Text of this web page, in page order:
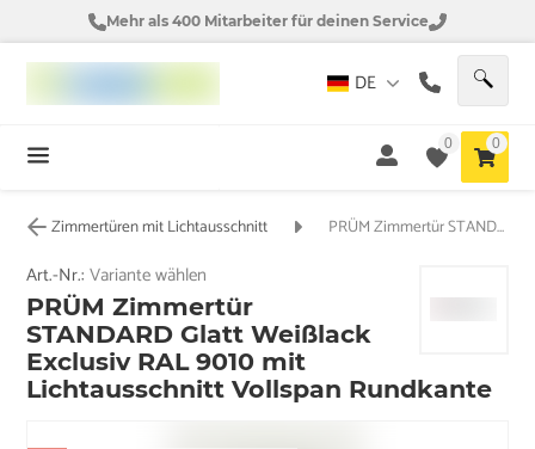
Mehr als 400 Mitarbeiter für deinen Service
DE
0 0
Zimmertüren mit Lichtausschnitt PRÜM Zimmertür STANDARD Glatt Weißlack Exclusiv RAL 9010 mit Lichtausschnitt Vollspan Rundkante
Art.-Nr.:Variante wählen
PRÜM Zimmertür
STANDARD Glatt Weißlack
Exclusiv RAL 9010 mit
Lichtausschnitt Vollspan Rundkante